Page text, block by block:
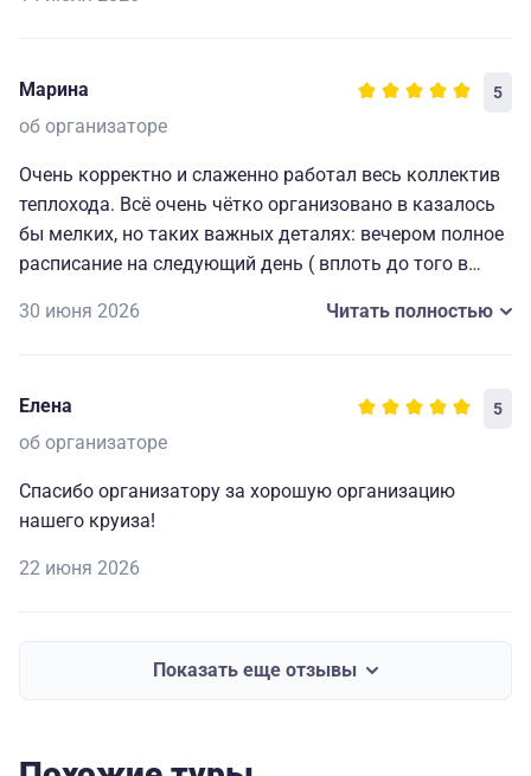
Марина 5
об организаторе
Очень корректно и слаженно работал весь коллектив
теплохода. Всё очень чётко организовано в казалось
бы мелких, но таких важных деталях: вечером полное
расписание на следующий день ( вплоть до того в
работающие наушники для экскурсий и т. д. Мелочи,
капитану и всему составу за прекрасно
организованный отдых.🥰
30 июня 2026 Читать полностью
Елена 5
об организаторе
Спасибо организатору за хорошую организацию
нашего круиза!
22 июня 2026
Показать еще отзывы